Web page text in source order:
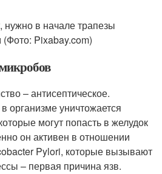
нужно в начале трапезы
(Фото: Pixabay.com)
– антисептическое.
организме уничтожается
могут попасть в желудок
он активен в отношении
Pylori, которые вызывают
– первая причина язв.